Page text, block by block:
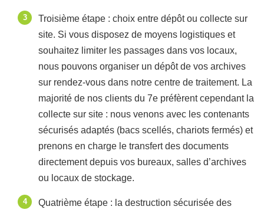
Troisième étape : choix entre dépôt ou collecte sur
site. Si vous disposez de moyens logistiques et
souhaitez limiter les passages dans vos locaux,
nous pouvons organiser un dépôt de vos archives
sur rendez-vous dans notre centre de traitement. La
majorité de nos clients du 7e préfèrent cependant la
collecte sur site : nous venons avec les contenants
sécurisés adaptés (bacs scellés, chariots fermés) et
prenons en charge le transfert des documents
directement depuis vos bureaux, salles d’archives
ou locaux de stockage.
Quatrième étape : la destruction sécurisée des